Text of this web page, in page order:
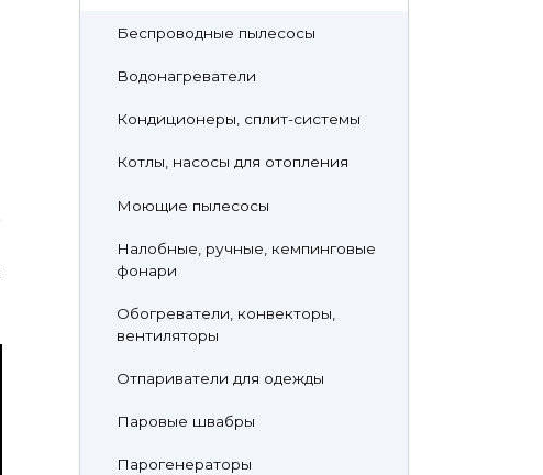
Беспроводные пылесосы
Водонагреватели
Кондиционеры, сплит-системы
Котлы, насосы для отопления
Моющие пылесосы
Налобные, ручные, кемпинговые
фонари
Обогреватели, конвекторы,
вентиляторы
Отпариватели для одежды
Паровые швабры
Парогенераторы